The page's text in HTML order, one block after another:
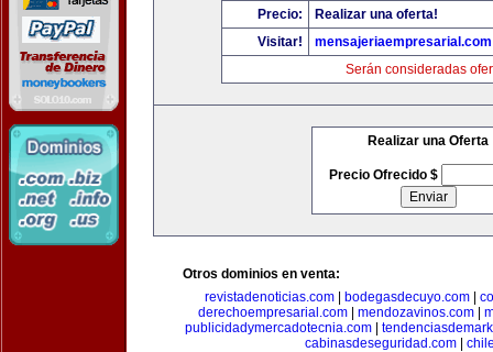
Precio:
Realizar una oferta!
Visitar!
mensajeriaempresarial.com
Serán consideradas
Realizar una Oferta
Precio Ofrecido $
Otros dominios en venta:
revistadenoticias.com
bodegasdecuyo.com
derechoempresarial.com
mendozavinos.com
publicidadymercadotecnia.com|
cabinasdeseguridad.com